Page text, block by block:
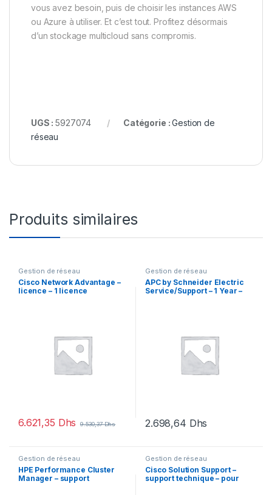
vous avez besoin, puis de choisir les instances AWS
ou Azure à utiliser. Et c’est tout. Profitez désormais
d’un stockage multicloud sans compromis.
UGS :5927074 Catégorie :Gestion de
réseau
Produits similaires
Gestion de réseau
Cisco Network Advantage –
licence – 1 licence
6.621,35 Dhs 9.530,37Dhs
Gestion de réseau
APC by Schneider Electric
Service/Support – 1 Year –
2.698,64 Dhs
Gestion de réseau
HPE Performance Cluster
Manager – support
Gestion de réseau
Cisco Solution Support –
support technique – pour